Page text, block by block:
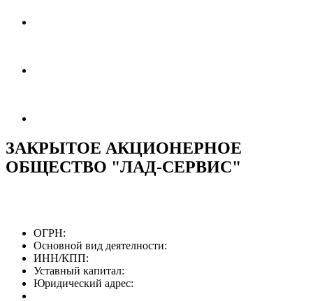
ЗАКРЫТОЕ АКЦИОНЕРНОЕ
ОБЩЕСТВО "ЛАД-СЕРВИС"
ОГРН:
Основной вид деятелности:
ИНН/КПП:
Уставный капитал:
Юридический адрес: